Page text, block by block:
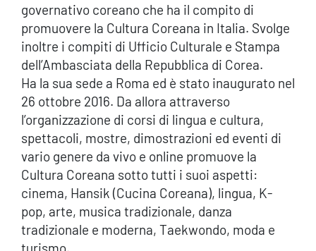
governativo coreano che ha il compito di
promuovere la Cultura Coreana in Italia. Svolge
inoltre i compiti di Ufficio Culturale e Stampa
dell’Ambasciata della Repubblica di Corea.
Ha la sua sede a Roma ed è stato inaugurato nel
26 ottobre 2016. Da allora attraverso
l’organizzazione di corsi di lingua e cultura,
spettacoli, mostre, dimostrazioni ed eventi di
vario genere da vivo e online promuove la
Cultura Coreana sotto tutti i suoi aspetti:
cinema, Hansik (Cucina Coreana), lingua, K-
pop, arte, musica tradizionale, danza
tradizionale e moderna, Taekwondo, moda e
turismo.